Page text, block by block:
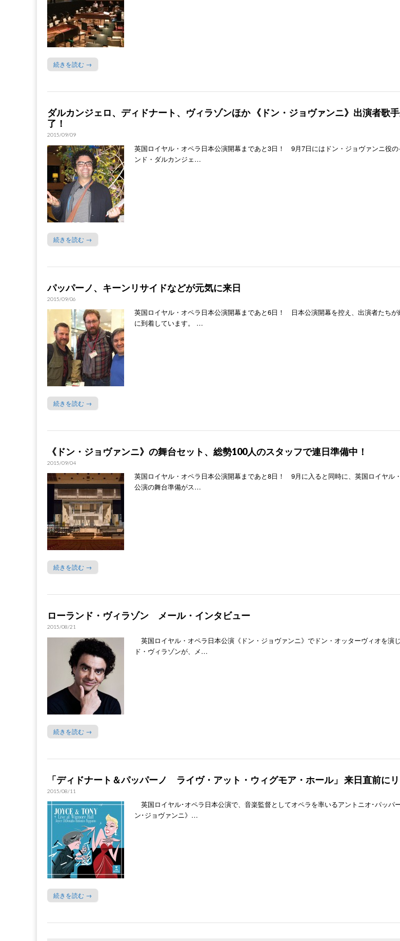
続きを読む →
ダルカンジェロ、ディドナート、ヴィラゾンほか 《ドン・ジョヴァンニ》出演者歌
了！
2015/09/09
英国ロイヤル・オペラ日本公演開幕まであと3日！ 9月7日にはドン・ジョヴァンニ役の
ンド・ダルカンジェ…
続きを読む →
パッパーノ、キーンリサイドなどが元気に来日
2015/09/06
英国ロイヤル・オペラ日本公演開幕まであと6日！ 日本公演開幕を控え、出演者たちが
に到着しています。 …
続きを読む →
《ドン・ジョヴァンニ》の舞台セット、総勢100人のスタッフで連日準備中！
2015/09/04
英国ロイヤル・オペラ日本公演開幕まであと8日！ 9月に入ると同時に、英国ロイヤル
公演の舞台準備がス…
続きを読む →
ローランド・ヴィラゾン メール・インタビュー
2015/08/21
英国ロイヤル・オペラ日本公演《ドン・ジョヴァンニ》でドン・オッターヴィオを演
ド・ヴィラゾンが、メ…
続きを読む →
「ディドナート＆パッパーノ ライヴ・アット・ウィグモア・ホール」 来日直前にリ
2015/08/11
英国ロイヤル･オペラ日本公演で、音楽監督としてオペラを率いるアントニオ･パッパ
ン･ジョヴァンニ》…
続きを読む →